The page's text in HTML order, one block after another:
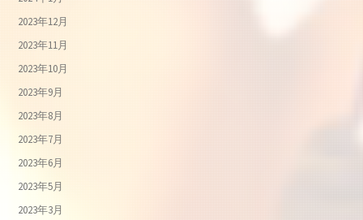
2023年12月
2023年11月
2023年10月
2023年9月
2023年8月
2023年7月
2023年6月
2023年5月
2023年3月